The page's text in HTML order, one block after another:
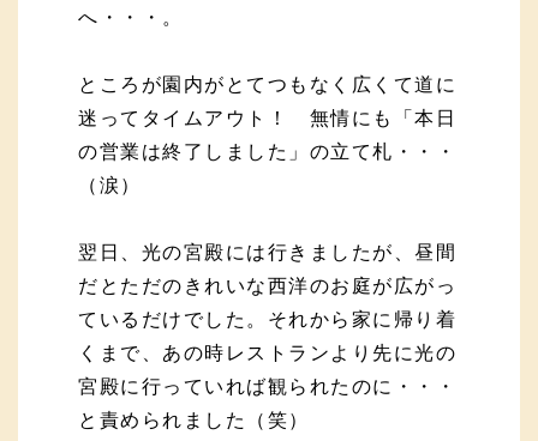
へ・・・。
ところが園内がとてつもなく広くて道に
迷ってタイムアウト！ 無情にも「本日
の営業は終了しました」の立て札・・・
（涙）
翌日、光の宮殿には行きましたが、昼間
だとただのきれいな西洋のお庭が広がっ
ているだけでした。それから家に帰り着
くまで、あの時レストランより先に光の
宮殿に行っていれば観られたのに・・・
と責められました（笑）